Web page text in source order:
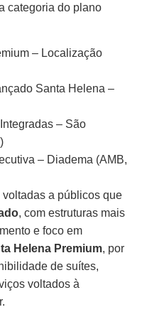
categoria do plano
– Localização
Santa Helena –
– São
– Diadema (AMB,
a públicos que
, com estruturas mais
e foco em
Helena Premium, por
de suítes,
voltados à